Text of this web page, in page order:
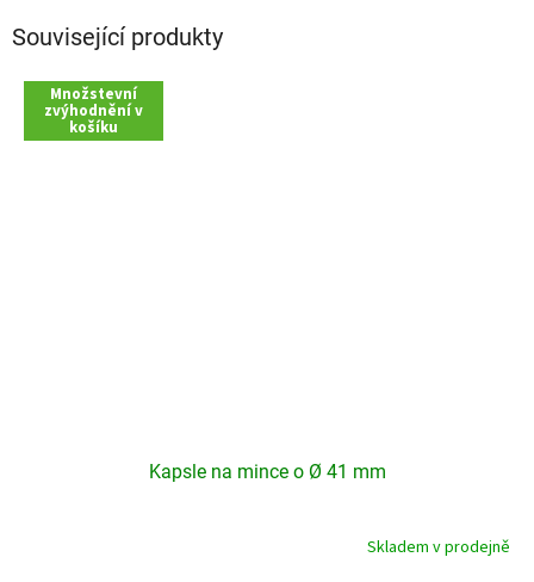
Související produkty
Množstevní
zvýhodnění v
košíku
Kapsle na mince o Ø 41 mm
Skladem v prodejně